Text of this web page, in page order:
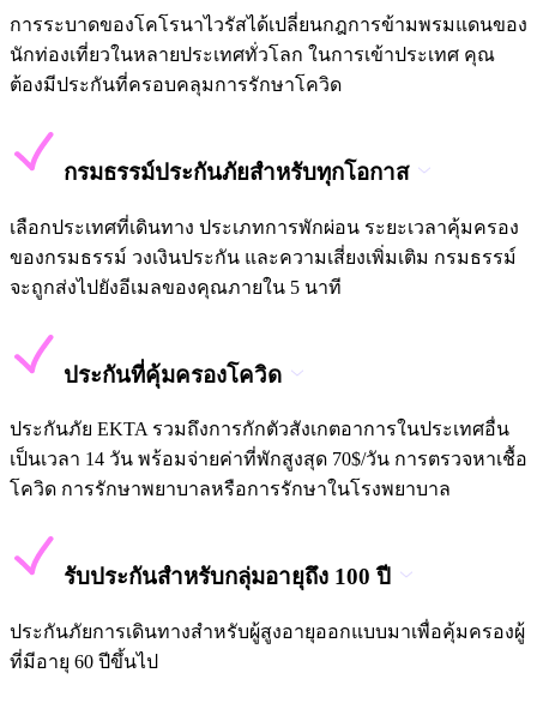
การระบาดของโคโรนาไวรัสได้เปลี่ยนกฎการข้ามพรมแดนของ
นักท่องเที่ยวในหลายประเทศทั่วโลก ในการเข้าประเทศ คุณ
ต้องมีประกันที่ครอบคลุมการรักษาโควิด
กรมธรรม์ประกันภัยสำหรับทุกโอกาส
เลือกประเทศที่เดินทาง ประเภทการพักผ่อน ระยะเวลาคุ้มครอง
ของกรมธรรม์ วงเงินประกัน และความเสี่ยงเพิ่มเติม กรมธรรม์
จะถูกส่งไปยังอีเมลของคุณภายใน 5 นาที
ประกันที่คุ้มครองโควิด
ประกันภัย EKTA รวมถึงการกักตัวสังเกตอาการในประเทศอื่น
เป็นเวลา 14 วัน พร้อมจ่ายค่าที่พักสูงสุด 70$/วัน การตรวจหาเชื้อ
โควิด การรักษาพยาบาลหรือการรักษาในโรงพยาบาล
รับประกันสำหรับกลุ่มอายุถึง 100 ปี
ประกันภัยการเดินทางสำหรับผู้สูงอายุออกแบบมาเพื่อคุ้มครองผู้
ที่มีอายุ 60 ปีขึ้นไป